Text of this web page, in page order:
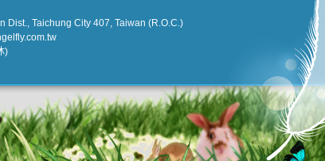
Dist., Taichung City 407, Taiwan (R.O.C.)
)